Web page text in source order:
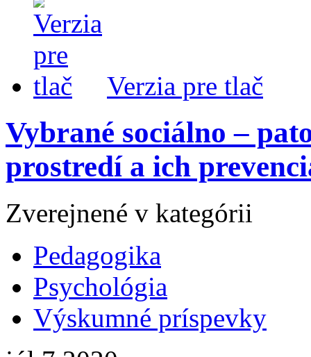
Verzia pre tlač
Vybrané sociálno –
prostredí a ich
Zverejnené v kategórii
Pedagogika
Psychológia
Výskumné príspevky